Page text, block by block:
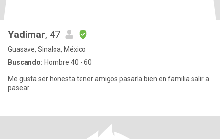
Yadimar, 47
Guasave, Sinaloa, México
Buscando: Hombre 40 - 60
Me gusta ser honesta tener amigos pasarla bien en familia salir a
pasear